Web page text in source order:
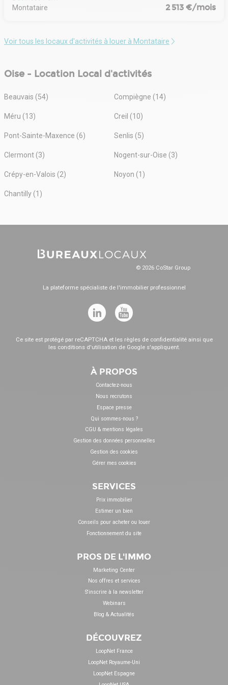
nous proposons nos services en région.
Montataire
2 513 €/mois
Voir tous les locaux d'activités à louer à Montataire
Oise - Location Local d'activités
Beauvais (54) Compiègne (14)
Méru (13) Creil (10)
Pont-Sainte-Maxence (6) Senlis (5)
Clermont (3) Nogent-sur-Oise (3)
Crépy-en-Valois (2) Noyon (1)
Chantilly (1)
© 2026 CoStar Group
La plateforme spécialiste de l'immobilier professionnel
Ce site est protégé par reCAPTCHA et les règles de confidentialitéainsi que
les conditions d'utilisation de Google s'appliquent.
À PROPOS
Contactez-nous
Nous recrutons
Espace presse
Qui sommes-nous ?
CGU & mentions légales
Gestion des données personnelles
Gestion des cookies
Gérer mes cookies
SERVICES
Prix immobilier
Estimer un bien
Conseils pour acheter ou louer
Fonctionnement du site
PROS DE L'IMMO
Marketing Center
Nos offres et services
S'inscrire à la newsletter
Webinars
Blog & Actualités
DÉCOUVREZ
LoopNet France
LoopNet Royaume-Uni
LoopNet Espagne